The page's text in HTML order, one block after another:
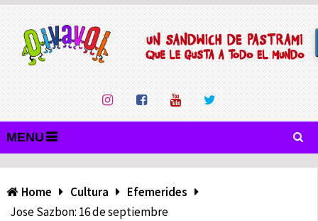
MENU
Home Cultura
Efemerides
Jose Sazbon: 16 de septiembre